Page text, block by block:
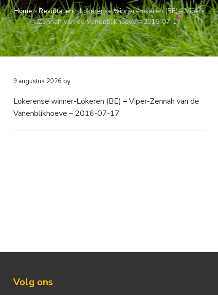
a
v
i
g
a
o
u
d
k
s
t
Home»Resultaten»Lokerense winner-Lokeren (BE) – Viper-
Zennah van de Vanenblikhoeve – 2016-07-17
9 augustus 2026 by
Lokerense winner-Lokeren (BE) – Viper-Zennah van de
Vanenblikhoeve – 2016-07-17
Footer
Volg ons